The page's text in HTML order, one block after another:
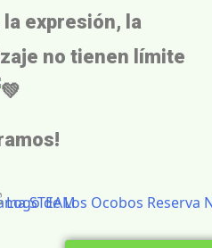
la expresión, la
no tienen límite